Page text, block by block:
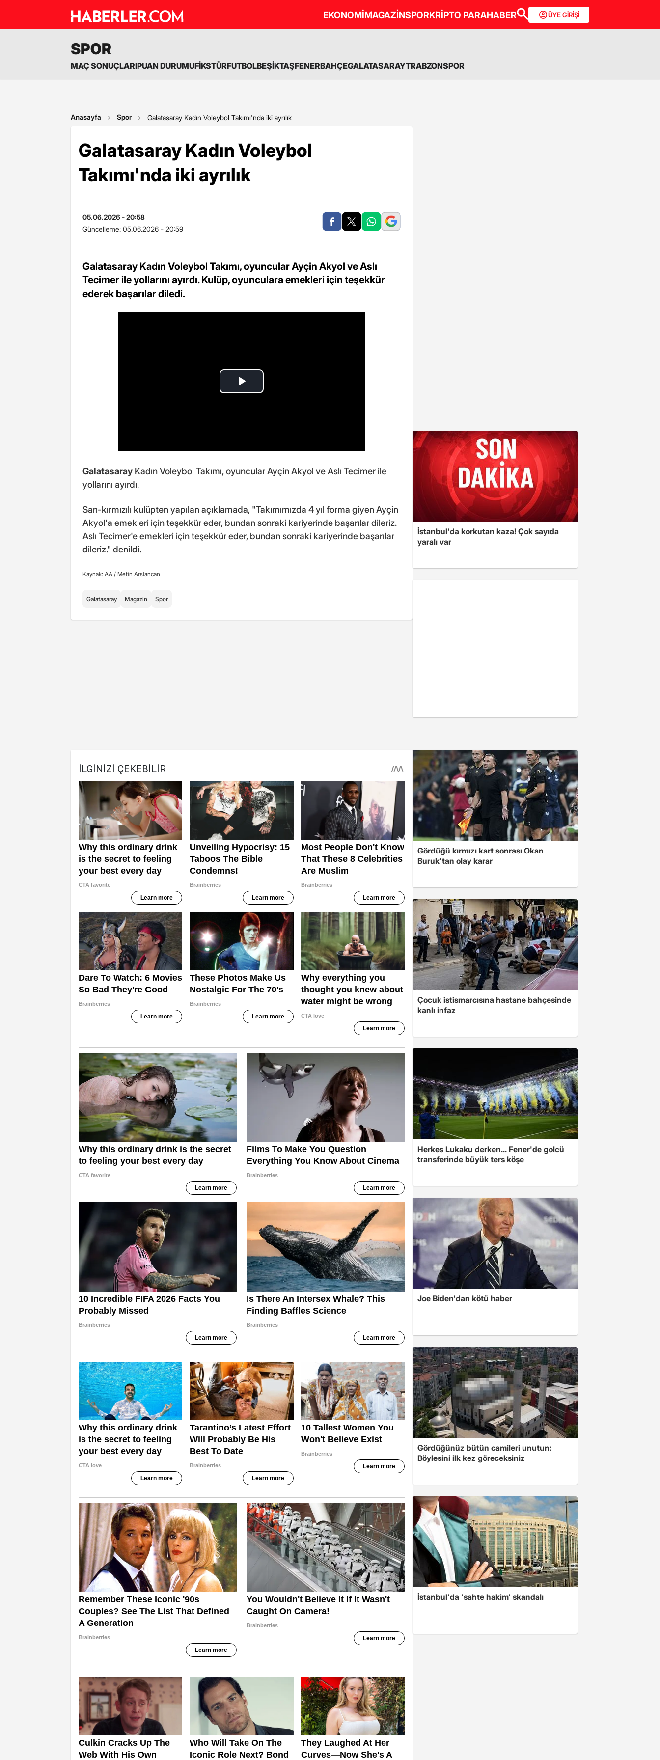
EKONOMİMAGAZİNSPORKRİPTO PARAHABER ÜYE GİRİŞİ
SPOR
MAÇ SONUÇLARIPUAN DURUMUFİKSTÜRFUTBOLBEŞİKTAŞFENERBAHÇEGALATASARAYTRABZONSPOR
Anasayfa Spor Galatasaray Kadın Voleybol Takımı'nda iki ayrılık
Galatasaray Kadın Voleybol
Takımı'nda iki ayrılık
05.06.2026 - 20:58
Güncelleme: 05.06.2026 - 20:59
Galatasaray Kadın Voleybol Takımı, oyuncular Ayçin Akyol ve Aslı
Tecimer ile yollarını ayırdı. Kulüp, oyunculara emekleri için teşekkür
ederek başarılar diledi.
Galatasaray Kadın Voleybol Takımı, oyuncular Ayçin Akyol ve Aslı Tecimer ile
yollarını ayırdı.
Sarı-kırmızılı kulüpten yapılan açıklamada, "Takımımızda 4 yıl forma giyen Ayçin
Akyol'a emekleri için teşekkür eder, bundan sonraki kariyerinde başarılar dileriz.
Aslı Tecimer'e emekleri için teşekkür eder, bundan sonraki kariyerinde başarılar
dileriz." denildi.
Kaynak: AA / Metin Arslancan
Galatasaray Magazin Spor
İstanbul'da korkutan kaza! Çok sayıda
yaralı var
Gördüğü kırmızı kart sonrası Okan
Buruk'tan olay karar
Çocuk istismarcısına hastane bahçesinde
kanlı infaz
Herkes Lukaku derken... Fener'de golcü
transferinde büyük ters köşe
Joe Biden'dan kötü haber
Gördüğünüz bütün camileri unutun:
Böylesini ilk kez göreceksiniz
İstanbul'da 'sahte hakim' skandalı